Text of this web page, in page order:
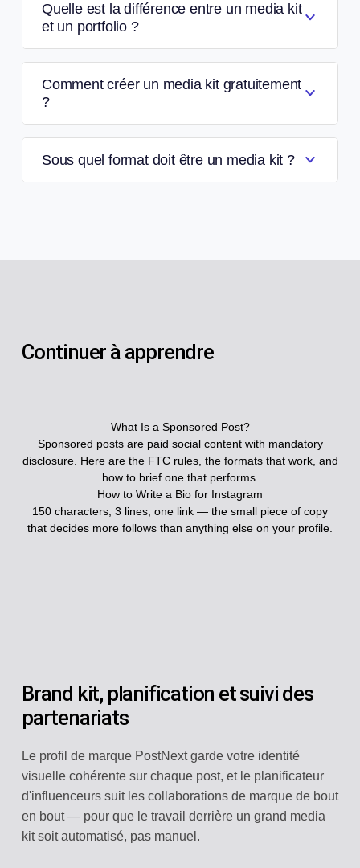
Quelle est la différence entre un media kit
et un portfolio ?
Comment créer un media kit gratuitement
?
Sous quel format doit être un media kit ?
Continuer à apprendre
What Is a Sponsored Post?
Sponsored posts are paid social content with mandatory
disclosure. Here are the FTC rules, the formats that work, and
how to brief one that performs.
How to Write a Bio for Instagram
150 characters, 3 lines, one link — the small piece of copy
that decides more follows than anything else on your profile.
Brand kit, planification et suivi des
partenariats
Le profil de marque PostNext garde votre identité
visuelle cohérente sur chaque post, et le planificateur
d'influenceurs suit les collaborations de marque de bout
en bout — pour que le travail derrière un grand media
kit soit automatisé, pas manuel.